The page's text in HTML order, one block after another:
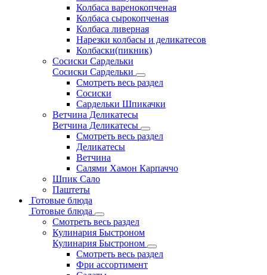
Колбаса варенокопченая
Колбаса сырокопченая
Колбаса ливерная
Нарезки колбасы и деликатесов
Колбаски(пикник)
Сосиски Сардельки
Сосиски Сардельки
Смотреть весь раздел
Сосиски
Сардельки Шпикачки
Ветчина Деликатесы
Ветчина Деликатесы
Смотреть весь раздел
Деликатесы
Ветчина
Салями Хамон Карпаччо
Шпик Сало
Паштеты
Готовые блюда
Готовые блюда
Смотреть весь раздел
Кулинария Быстроном
Кулинария Быстроном
Смотреть весь раздел
Фри ассортимент